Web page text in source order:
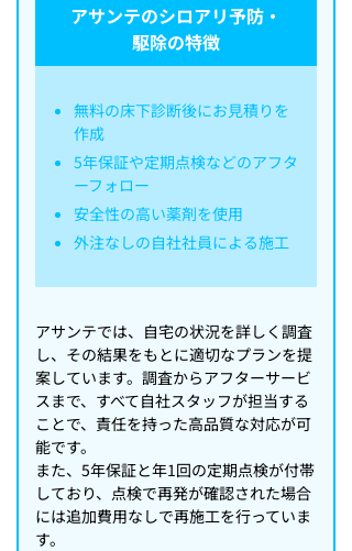
アサンテのシロアリ予防・
駆除の特徴
無料の床下診断後にお見積りを
作成
5年保証や定期点検などのアフタ
ーフォロー
安全性の高い薬剤を使用
外注なしの自社社員による施工
アサンテでは、自宅の状況を詳しく調査
し、その結果をもとに適切なプランを提
案しています。調査からアフターサービ
スまで、すべて自社スタッフが担当する
ことで、責任を持った高品質な対応が可
能です。
また、5年保証と年1回の定期点検が付帯
しており、点検で再発が確認された場合
には追加費用なしで再施工を行っていま
す。